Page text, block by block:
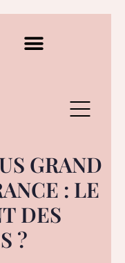
GRAND
: LE
DES
?